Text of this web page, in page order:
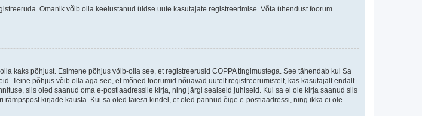
Omanik võib olla keelustanud üldse uute kasutajate registreerimise. Võta ühendust foorum
kaks põhjust. Esimene põhjus võib-olla see, et registreerusid COPPA tingimustega. See tähendab kui Sa
Teine põhjus võib olla aga see, et mõned foorumid nõuavad uutelt registreerumistelt, kas kasutajalt endalt
siis oled saanud oma e-postiaadressile kirja, ning järgi sealseid juhiseid. Kui sa ei ole kirja saanud siis
kirjade kausta. Kui sa oled täiesti kindel, et oled pannud õige e-postiaadressi, ning ikka ei ole